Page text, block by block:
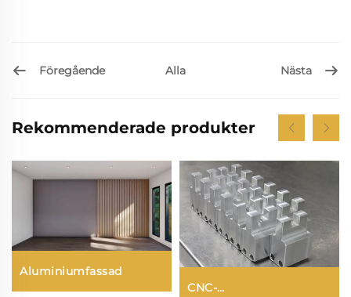
Föregående Alla Nästa
Rekommenderade produkter
Aluminiumfassad
CNC-